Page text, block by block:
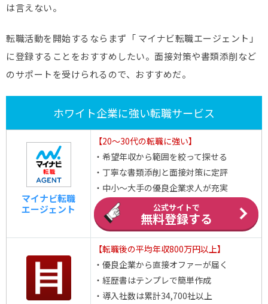
は言えない。
転職活動を開始するならまず「 マイナビ転職エージェント」
に登録することをおすすめしたい。面接対策や書類添削など
のサポートを受けられるので、おすすめだ。
ホワイト企業に強い転職サービス
マイナビ転職
エージェント
【20～30代の転職に強い】
・希望年収から範囲を絞って探せる
・丁寧な書類添削と面接対策に定評
・中小～大手の優良企業求人が充実
公式サイトで
無料登録する
【転職後の平均年収800万円以上】
・優良企業から直接オファーが届く
・経歴書はテンプレで簡単作成
・導入社数は累計34,700社以上